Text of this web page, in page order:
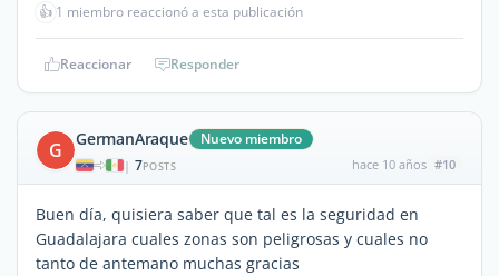
👍 1 miembro reaccionó a esta publicación
Reaccionar Responder
G GermanAraque Nuevo miembro
| 7POSTS hace 10 años #10
Buen día, quisiera saber que tal es la seguridad en
Guadalajara cuales zonas son peligrosas y cuales no
tanto de antemano muchas gracias